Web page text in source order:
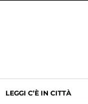
LEGGI C’È IN CITTÀ